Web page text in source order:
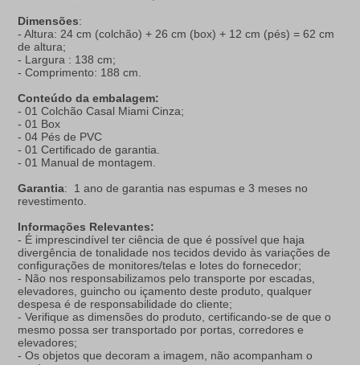
Dimensões:
- Altura: 24 cm (colchão) + 26 cm (box) + 12 cm (pés) = 62 cm
de altura;
- Largura : 138 cm;
- Comprimento: 188 cm.
Conteúdo da embalagem:
- 01 Colchão Casal Miami Cinza;
- 01 Box
- 04 Pés de PVC
- 01 Certificado de garantia.
- 01 Manual de montagem.
Garantia: 1 ano de garantia nas espumas e 3 meses no
revestimento.
Informações Relevantes:
- É imprescindível ter ciência de que é possível que haja
divergência de tonalidade nos tecidos devido às variações de
configurações de monitores/telas e lotes do fornecedor;
- Não nos responsabilizamos pelo transporte por escadas,
elevadores, guincho ou içamento deste produto, qualquer
despesa é de responsabilidade do cliente;
- Verifique as dimensões do produto, certificando-se de que o
mesmo possa ser transportado por portas, corredores e
elevadores;
- Os objetos que decoram a imagem, não acompanham o